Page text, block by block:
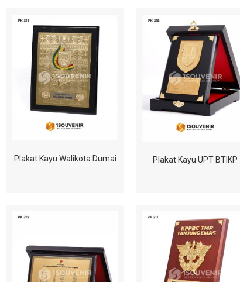
Plakat Kayu Walikota Dumai Plakat Kayu UPT BTIKP